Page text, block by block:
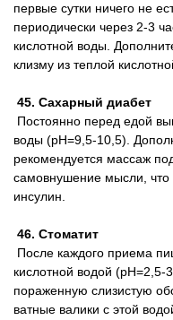
первые сутки ничего не
периодически через 2-3
кислотной воды.
клизму из теплой
45. Сахарный диабет
Постоянно перед едой
воды (pH=9,5-10,5).
рекомендуется массаж
самовнушение мысли,
инсулин.
46. Стоматит
После каждого приема
кислотной водой (pH=2,5-
пораженную слизистую
ватные валики с этой